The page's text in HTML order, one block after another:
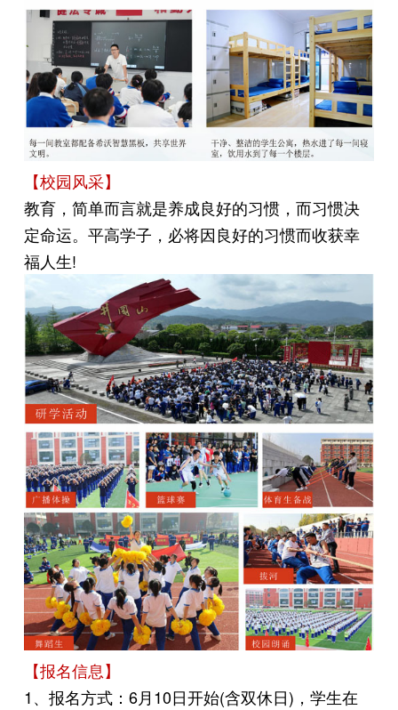
【校园风采】
教育，简单而言就是养成良好的习惯，而习惯决
定命运。平高学子，必将因良好的习惯而收获幸
福人生!
【报名信息】
1、报名方式：6月10日开始(含双休日)，学生在